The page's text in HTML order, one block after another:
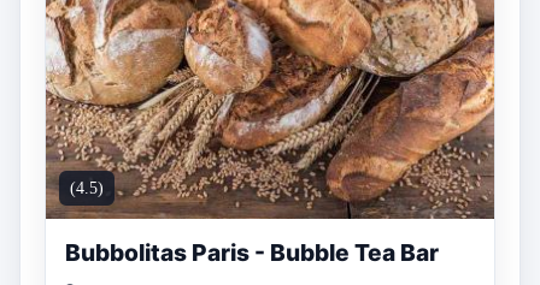
(4.5)
Bubbolitas Paris - Bubble Tea Bar